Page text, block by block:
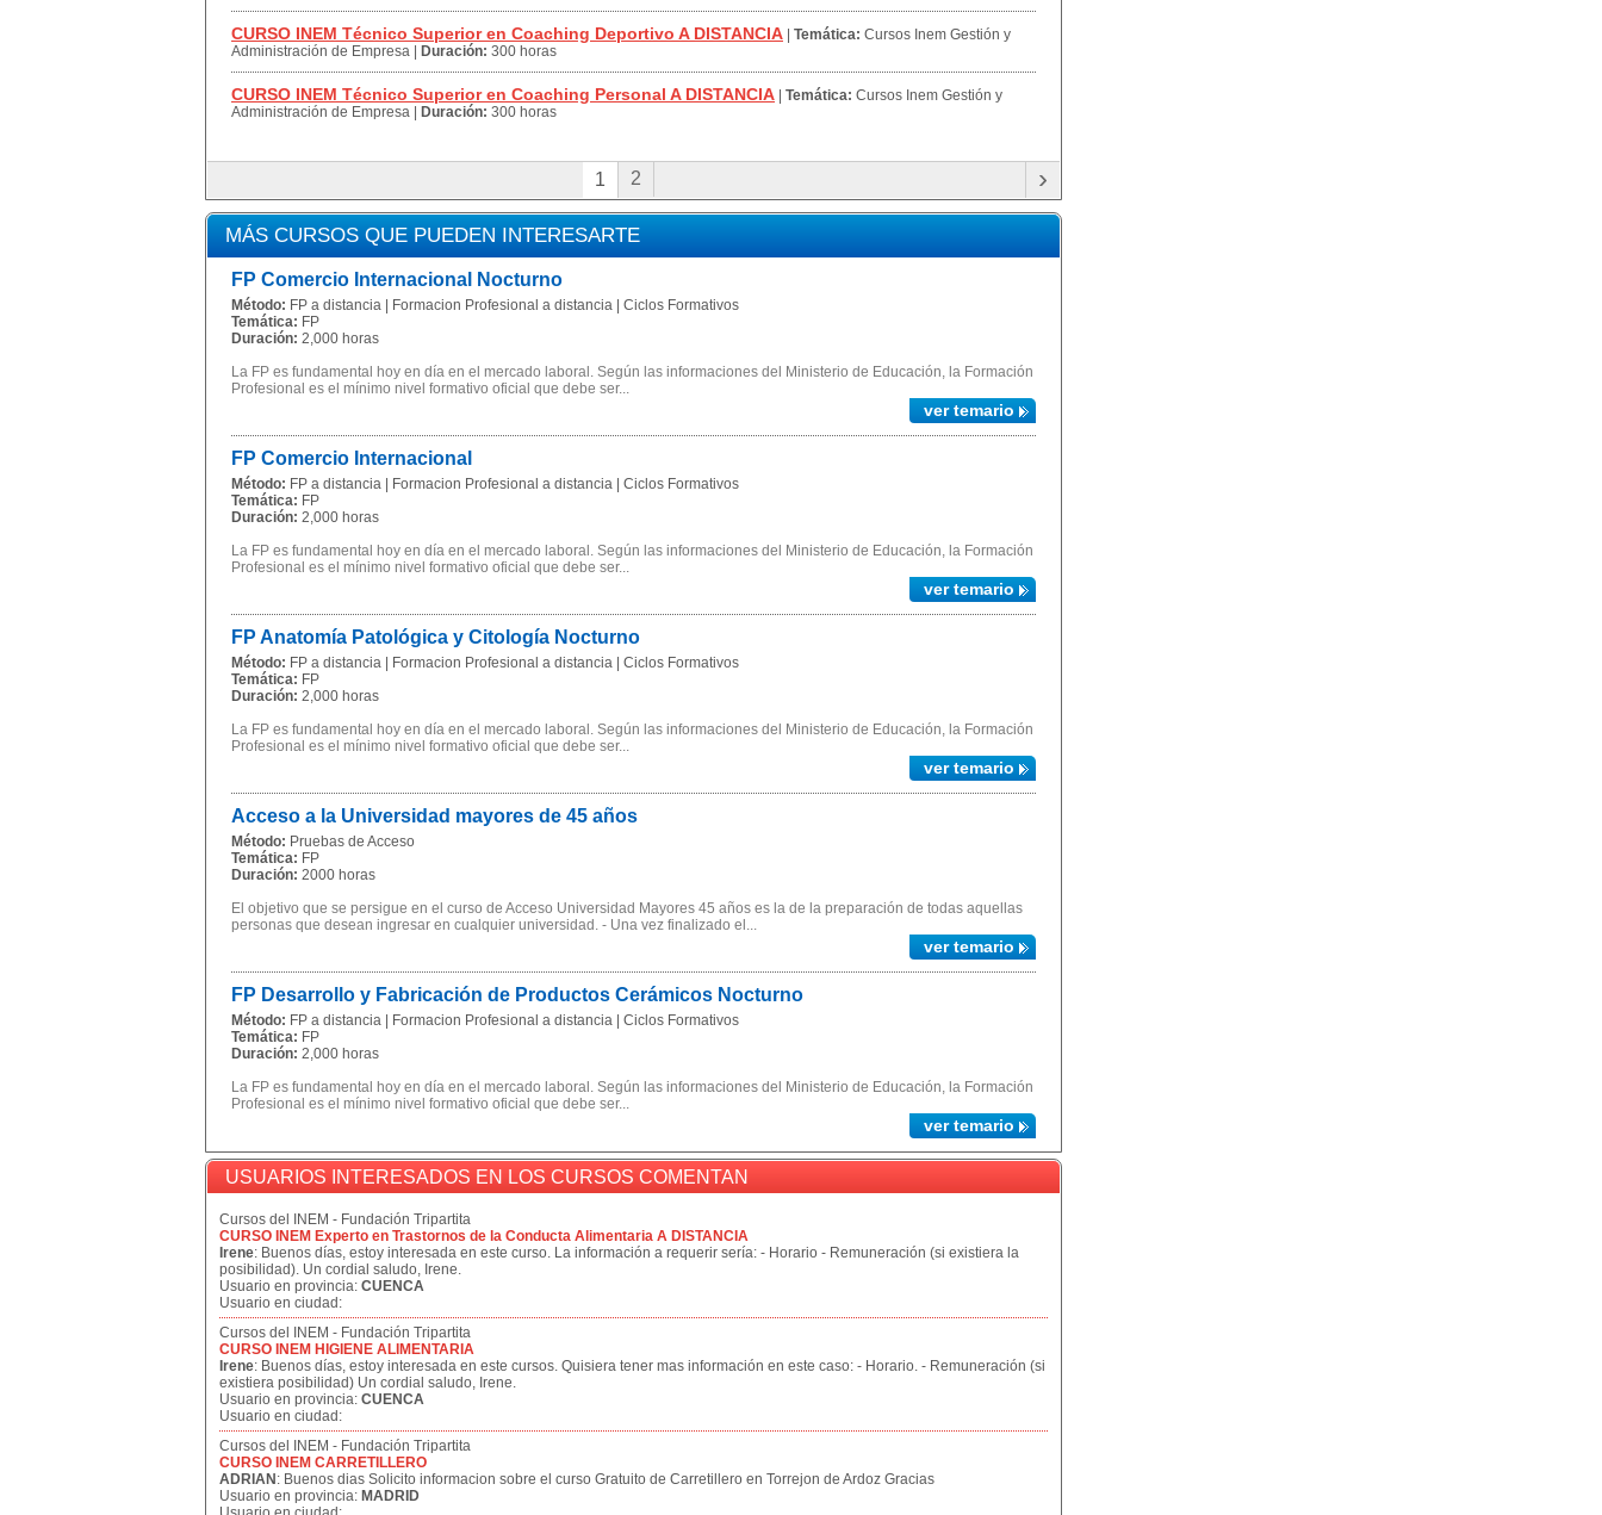
CURSO INEM Técnico Superior en Coaching Deportivo A DISTANCIA Temática: Cursos Inem Gestión y
Administración de Empresa
Duración: 300 horas
CURSO INEM Técnico Superior en Coaching Personal A DISTANCIA Temática: Cursos Inem Gestión y
Administración de Empresa
Duración: 300 horas
1 2 ›
MÁS CURSOS QUE PUEDEN INTERESARTE
FP Comercio Internacional Nocturno
Método: FP a distancia | Formacion Profesional a distancia | Ciclos Formativos
Temática: FP
Duración: 2,000 horas
La FP es fundamental hoy en día en el mercado laboral. Según las informaciones del Ministerio de Educación, la Formación
Profesional es el mínimo nivel formativo oficial que debe ser...
ver temario
FP Comercio Internacional
Método: FP a distancia | Formacion Profesional a distancia | Ciclos Formativos
Temática: FP
Duración: 2,000 horas
La FP es fundamental hoy en día en el mercado laboral. Según las informaciones del Ministerio de Educación, la Formación
Profesional es el mínimo nivel formativo oficial que debe ser...
ver temario
FP Anatomía Patológica y Citología Nocturno
Método: FP a distancia | Formacion Profesional a distancia | Ciclos Formativos
Temática: FP
Duración: 2,000 horas
La FP es fundamental hoy en día en el mercado laboral. Según las informaciones del Ministerio de Educación, la Formación
Profesional es el mínimo nivel formativo oficial que debe ser...
ver temario
Acceso a la Universidad mayores de 45 años
Método: Pruebas de Acceso
Temática: FP
Duración: 2000 horas
El objetivo que se persigue en el curso de Acceso Universidad Mayores 45 años es la de la preparación de todas aquellas
personas que desean ingresar en cualquier universidad. - Una vez finalizado el...
ver temario
FP Desarrollo y Fabricación de Productos Cerámicos Nocturno
Método: FP a distancia | Formacion Profesional a distancia | Ciclos Formativos
Temática: FP
Duración: 2,000 horas
La FP es fundamental hoy en día en el mercado laboral. Según las informaciones del Ministerio de Educación, la Formación
Profesional es el mínimo nivel formativo oficial que debe ser...
ver temario
USUARIOS INTERESADOS EN LOS CURSOS COMENTAN
Cursos del INEM - Fundación Tripartita
CURSO INEM Experto en Trastornos de la Conducta Alimentaria A DISTANCIA
Irene: Buenos días, estoy interesada en este curso. La información a requerir sería: - Horario - Remuneración (si existiera la
posibilidad). Un cordial saludo, Irene.
Usuario en provincia: CUENCA
Usuario en ciudad:
Cursos del INEM - Fundación Tripartita
CURSO INEM HIGIENE ALIMENTARIA
Irene: Buenos días, estoy interesada en este cursos. Quisiera tener mas información en este caso: - Horario. - Remuneración (si
existiera posibilidad) Un cordial saludo, Irene.
Usuario en provincia: CUENCA
Usuario en ciudad:
Cursos del INEM - Fundación Tripartita
CURSO INEM CARRETILLERO
ADRIAN : Buenos dias Solicito informacion sobre el curso Gratuito de Carretillero en Torrejon de Ardoz Gracias
Usuario en provincia: MADRID